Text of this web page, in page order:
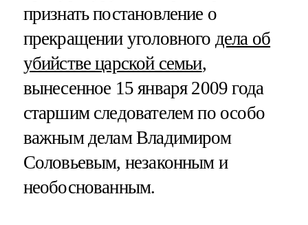
признать постановление о
прекращении уголовного дела об
убийстве царской семьи,
вынесенное 15 января 2009 года
старшим следователем по особо
важным делам Владимиром
Соловьевым, незаконным и
необоснованным.